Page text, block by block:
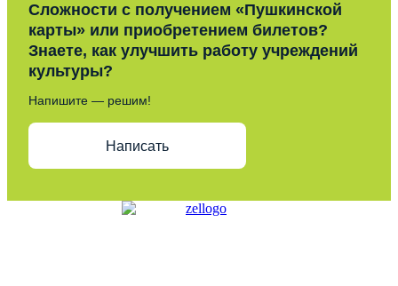
Сложности с получением «Пушкинской
карты» или приобретением билетов?
Знаете, как улучшить работу учреждений
культуры?
Напишите — решим!
Написать